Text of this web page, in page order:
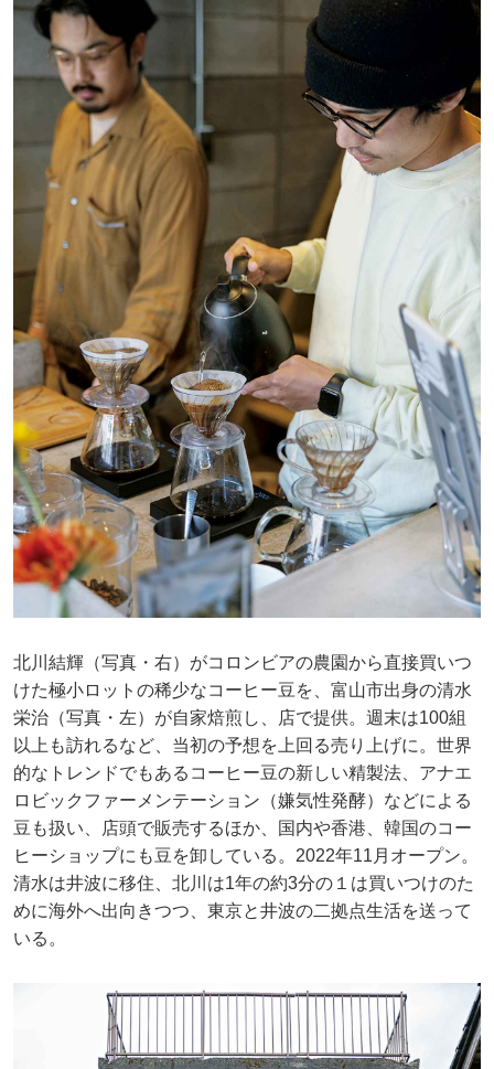
北川結輝（写真・右）がコロンビアの農園から直接買いつ
けた極小ロットの稀少なコーヒー豆を、富山市出身の清水
栄治（写真・左）が自家焙煎し、店で提供。週末は100組
以上も訪れるなど、当初の予想を上回る売り上げに。世界
的なトレンドでもあるコーヒー豆の新しい精製法、アナエ
ロビックファーメンテーション（嫌気性発酵）などによる
豆も扱い、店頭で販売するほか、国内や香港、韓国のコー
ヒーショップにも豆を卸している。2022年11月オープン。
清水は井波に移住、北川は1年の約3分の１は買いつけのた
めに海外へ出向きつつ、東京と井波の二拠点生活を送って
いる。